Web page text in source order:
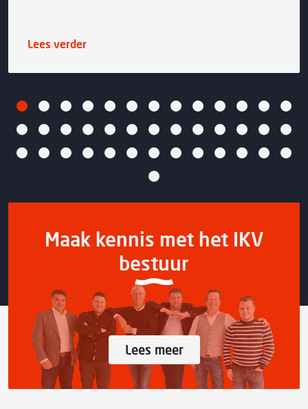
Lees verder
Maak kennis met het IKV
bestuur
Lees meer